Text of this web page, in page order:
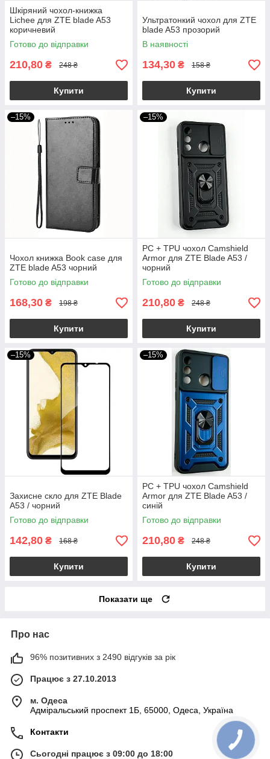
Шкіряний чохол-книжка
Lichee для ZTE blade A53
коричневий
Готово до відправки
210,80 ₴ 248 ₴
Купити
Ультратонкий чохол для ZTE
blade A53 прозорий
В наявності
134,30 ₴ 158 ₴
Купити
–15%
Чохол книжка Book case для
ZTE blade A53 чорний
Готово до відправки
168,30 ₴ 198 ₴
Купити
–15%
PC + TPU чохол Camshield
Armor для ZTE Blade A53 /
чорний
Готово до відправки
210,80 ₴ 248 ₴
Купити
–15%
Захисне скло для ZTE Blade
A53 / чорний
Готово до відправки
142,80 ₴ 168 ₴
Купити
–15%
PC + TPU чохол Camshield
Armor для ZTE Blade A53 /
синій
Готово до відправки
210,80 ₴ 248 ₴
Купити
Показати ще
Про нас
96% позитивних з 2490 відгуків за рік
Працює з 27.10.2013
м. Одеса
Адміральський проспект 1Б, 65000, Одеса, Україна
Контакти
Сьогодні працює з 09:00 до 18:00